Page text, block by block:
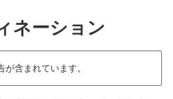
ネーション
が含まれています。